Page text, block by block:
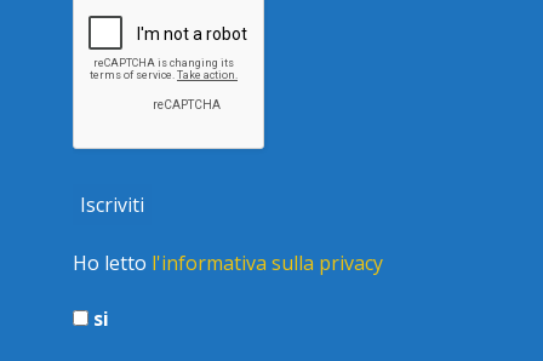
Ho letto l'informativa sulla privacy
si